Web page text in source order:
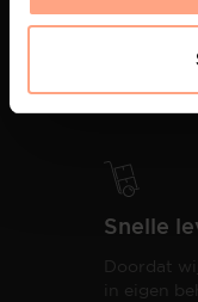
PUUUR
totale
Snelle
Doordat
in eigen